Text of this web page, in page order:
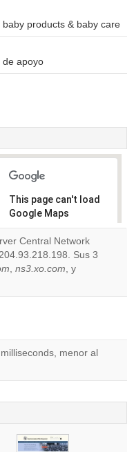
products & baby care
de apoyo
This page can't load
Google Maps
correctly.
Do you
own this
Central Network
Sus 3
, ns3.xo.com, y
menor al